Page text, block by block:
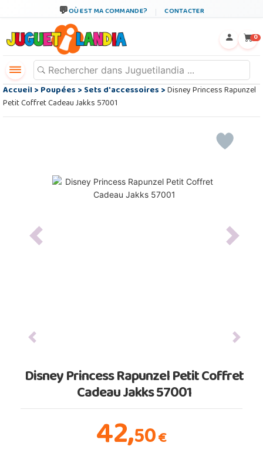
OÙ EST MA COMMANDE? CONTACTER
0
Accueil>Poupées>Sets d'accessoires>Disney Princess Rapunzel
Petit Coffret Cadeau Jakks 57001
Previous Next
Previous Next
Disney Princess Rapunzel Petit Coffret
Cadeau Jakks 57001
42,50€